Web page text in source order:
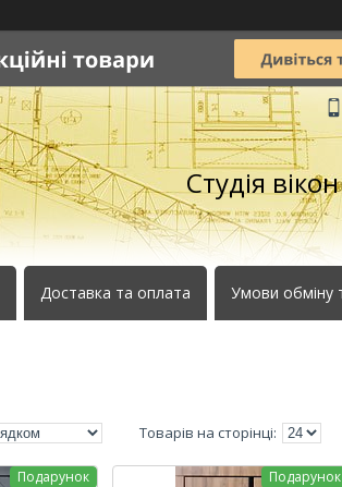
Студія
Доставка та оплата Умови обміну
Подарунок Подарунок